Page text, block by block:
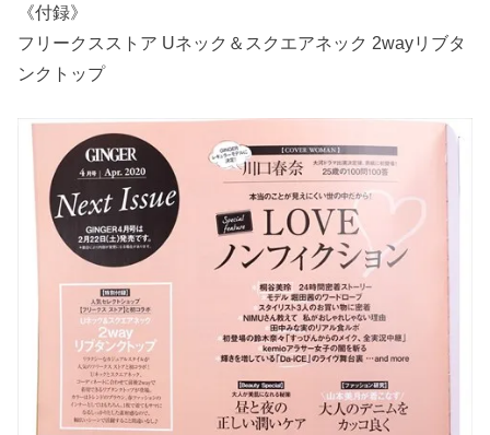
《付録》
フリークスストア Uネック＆スクエアネック 2wayリブタ
ンクトップ